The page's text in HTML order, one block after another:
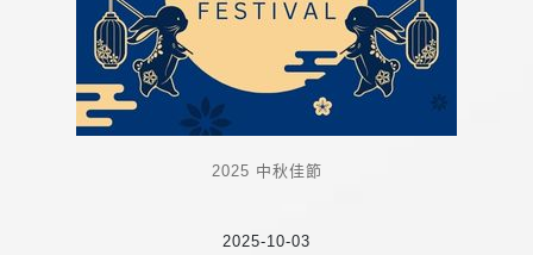
2025 中秋佳節
2025-10-03